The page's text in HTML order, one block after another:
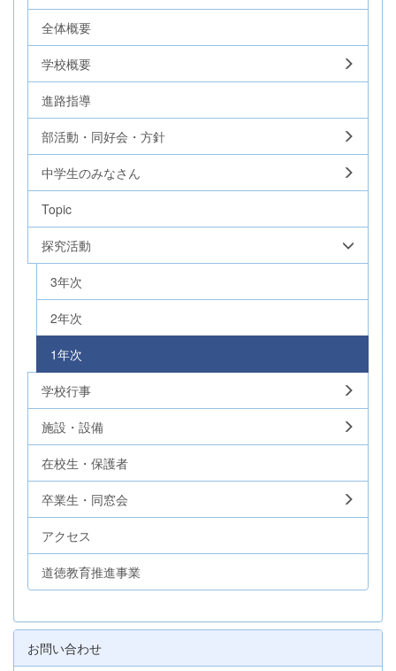
全体概要
学校概要
進路指導
部活動・同好会・方針
中学生のみなさん
Topic
探究活動
3年次
2年次
1年次
学校行事
施設・設備
在校生・保護者
卒業生・同窓会
アクセス
道徳教育推進事業
お問い合わせ